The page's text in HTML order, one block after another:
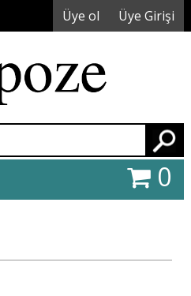
Üye ol Üye Girişi
0